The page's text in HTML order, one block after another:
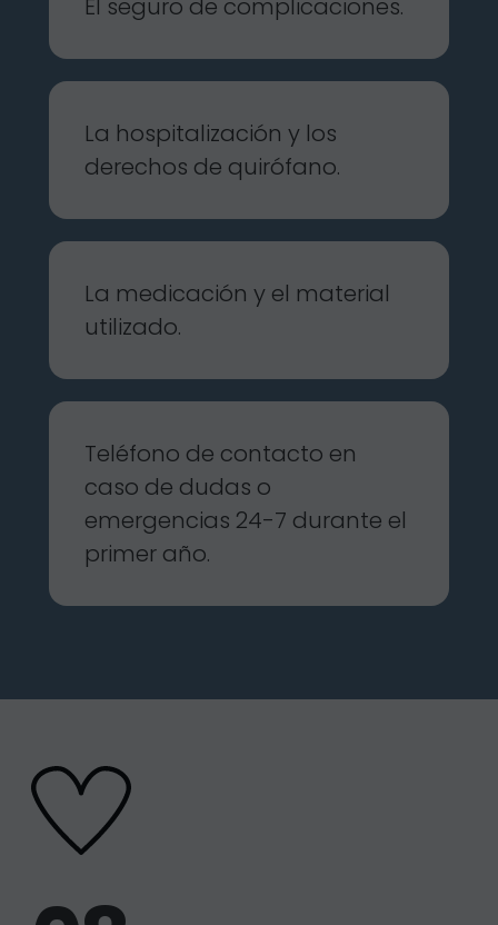
El seguro de complicaciones.
La hospitalización y los
derechos de quirófano.
La medicación y el material
utilizado.
Teléfono de contacto en
caso de dudas o
emergencias 24-7 durante el
primer año.